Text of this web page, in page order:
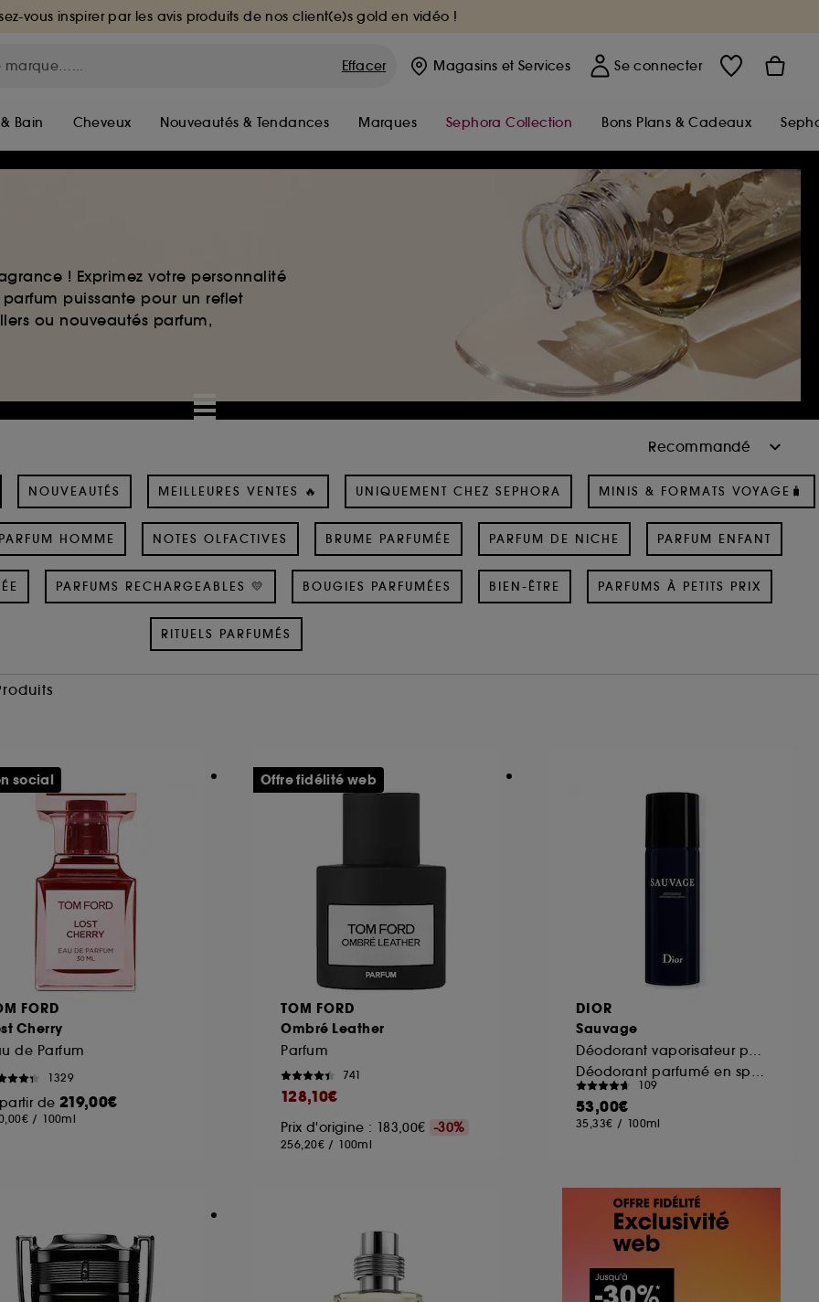
vous inspirer par les avis produits de nos client(e)s gold en vidéo !
Effacer Magasins et Services Se connecter
Bain Cheveux Nouveautés & Tendances Marques Sephora Collection Bons Plans & Cadeaux
! Exprimez votre personnalité
puissante pour un reflet
ou nouveautés parfum,
NOUVEAUTÉS MEILLEURES VENTES 🔥 UNIQUEMENT CHEZ SEPHORA MINIS & FORMATS VOYAGE🧳
PARFUM HOMME NOTES OLFACTIVES BRUME PARFUMÉE PARFUM DE NICHE PARFUM ENFANT
PARFUMS RECHARGEABLES 💛 BOUGIES PARFUMÉES BIEN-ÊTRE PARFUMS À PETITS PRIX
RITUELS PARFUMÉS
FORD
Cherry
de Parfum
1329
de 219,00€
/ 100ml
social
TOM FORD
Ombré Leather
Parfum
741
128,10€
Prix d'origine : 183,00€ -30%
256,20€ / 100ml
Offre fidélité web
DIOR
Sauvage
109
53,00€
35,33€ / 100ml